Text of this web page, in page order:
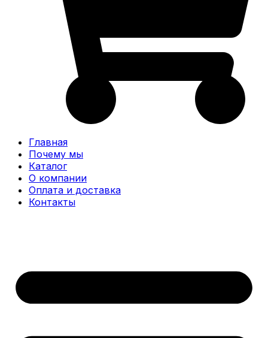
Главная
Почему мы
Каталог
О компании
Оплата и доставка
Контакты